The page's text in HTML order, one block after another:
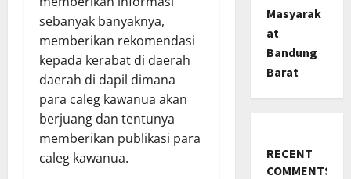
sebanyak banyaknya,
memberikan rekomendasi
kepada kerabat di daerah
daerah di dapil dimana
para caleg kawanua akan
berjuang dan tentunya
memberikan publikasi para
caleg kawanua.
Masyarak
at
Bandung
Barat
RECENT
COMMENTS